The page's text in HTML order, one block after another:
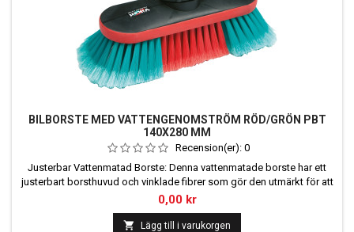
BILBORSTE MED VATTENGENOMSTRÖM RÖD/GRÖN PBT
140X280 MM
Recension(er): 0
Justerbar Vattenmatad Borste: Denna vattenmatade borste har ett
justerbart borsthuvud och vinklade fibrer som gör den utmärkt för att
rengöra svåråtkomliga ytor. Gummikanten hjälper till att undvika repor
på de rengjorda ytorna. Typ av borste: Mjuk/spaltad Mått:
150x240x110 mm Fiberlängd: 50 mm Material: PP/PBT Antal per
Pris
0,00 kr
 Lägg till i varukorgen